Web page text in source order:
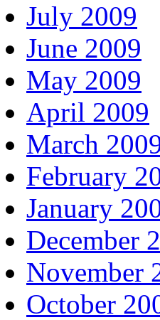
July 2009
June 2009
May 2009
April 2009
March
February
January
December
November
October